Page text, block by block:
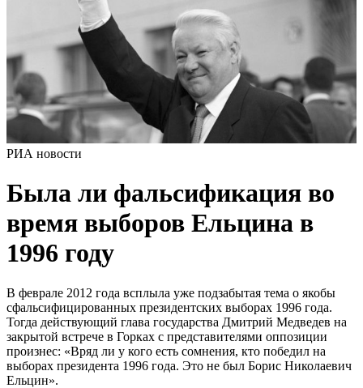
РИА новости
Была ли фальсификация во
время выборов Ельцина в
1996 году
В феврале 2012 года всплыла уже подзабытая тема о якобы
сфальсифицированных президентских выборах 1996 года.
Тогда действующий глава государства Дмитрий Медведев на
закрытой встрече в Горках с представителями оппозиции
произнес: «Вряд ли у кого есть сомнения, кто победил на
выборах президента 1996 года. Это не был Борис Николаевич
Ельцин».